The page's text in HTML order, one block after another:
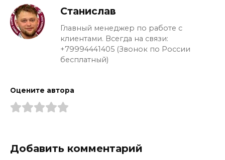
Станислав
Главный менеджер по работе с
клиентами. Всегда на связи:
+79994441405 (Звонок по России
бесплатный)
Оцените автора
Добавить комментарий